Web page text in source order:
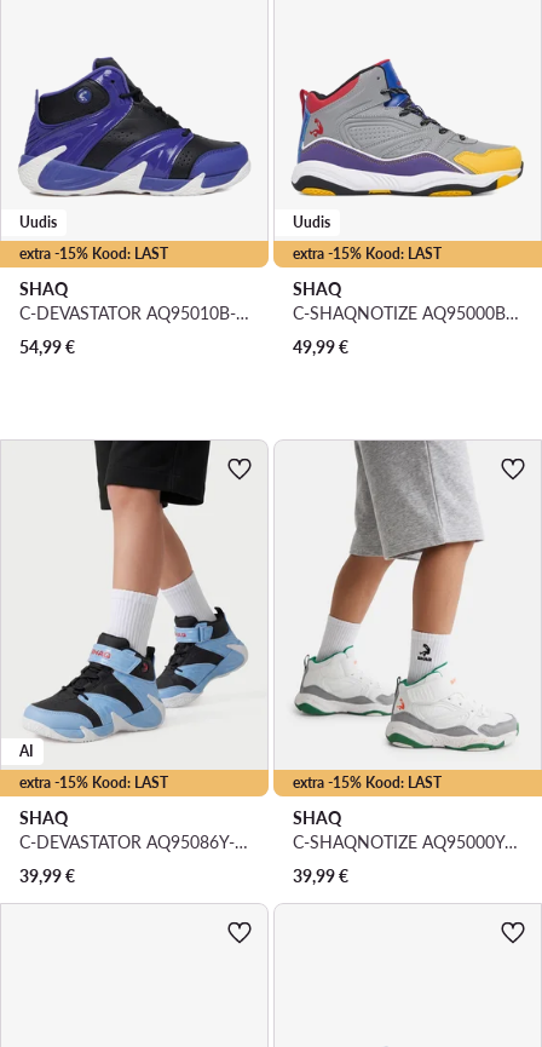
extra -15% Kood: LAST
Uudis
SHAQ
C-DEVASTATOR AQ95010B-BDW · Korvpallijalatsid
54,99€
extra -15% Kood: LAST
Uudis
SHAQ
C-SHAQNOTIZE AQ95000B-B · Korvpallijalatsid
49,99€
extra -15% Kood: LAST
AI
SHAQ
C-DEVASTATOR AQ95086Y-BLZ · Korvpallijalatsid
39,99€
extra -15% Kood: LAST
SHAQ
C-SHAQNOTIZE AQ95000Y-WNZ · Korvpallijalatsid
39,99€